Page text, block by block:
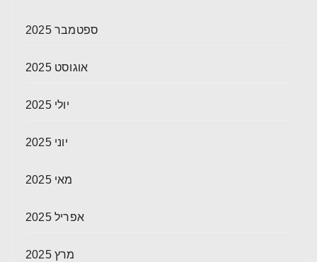
ספטמבר 2025
אוגוסט 2025
יולי 2025
יוני 2025
מאי 2025
אפריל 2025
מרץ 2025